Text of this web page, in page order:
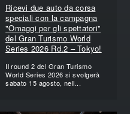
Ricevi due auto da corsa
speciali con la campagna
"Omaggi per gli spettatori"
del Gran Turismo World
Series 2026 Rd.2 – Tokyo!
Il round 2 del Gran Turismo
World Series 2026 si svolgerà
sabato 15 agosto, nell...